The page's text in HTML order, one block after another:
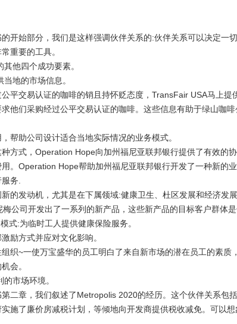
开始部分，我们是这样强调伙伴关系的:伙伴关系可以决定一
重要的工具。
他四个成功要素。
地的市场信息。
平交易认证的咖啡的销且持怀贬态度， TransFair USA马上提
他们采购经过公平交易认证的咖啡。这些信息有助于绿山咖
帮助公司设计适合当地实际情况的业务模式。
方式， Operation Hope向加州福尼亚联邦银行提供了有效的
。 Operation Hope帮助加州福尼亚联邦银行开发了一种新的
务
的发动机，尤其是在下属领域:健康卫生、杜区发展和经济发
梅公司开发出了一系列的新产品，这些新产品的目标客户群体
式:为临时工人提供健康保险服务。
励方式并应对文化影响。
织~一使万宝盛华的员工明白了来自新市场的潜在员工的素
机会。
市场环境。
二章，我们叙述了Metropolis 2020的经历。这个伙伴关系包
施了廉价房减税计划，等倾地向开发商提供税收减免。可以